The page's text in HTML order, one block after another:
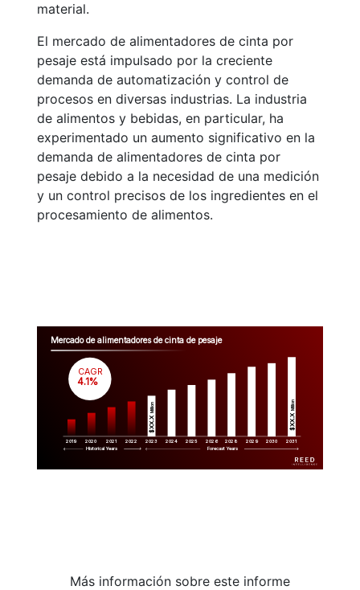
material.
El mercado de alimentadores de cinta por
pesaje está impulsado por la creciente
demanda de automatización y control de
procesos en diversas industrias. La industria
de alimentos y bebidas, en particular, ha
experimentado un aumento significativo en la
demanda de alimentadores de cinta por
pesaje debido a la necesidad de una medición
y un control precisos de los ingredientes en el
procesamiento de alimentos.
Mercado de alimentadores de cinta de pesaje
2019 2020 2021 2022 2023 2024 2025 2026 2028 2029 2030 2031
$XX.X
Million
$XX.X
Million
CAGR
4.1%
Historical Years Forecast Years
Más información sobre este informe